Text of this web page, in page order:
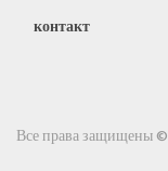
контакт
Все права защищены